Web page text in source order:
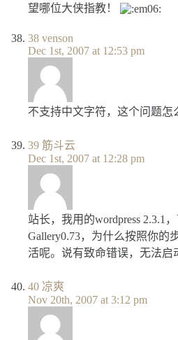
望哪位大侠指教！
38 venson
Dec 1st, 2007 at 12:53 pm
不支持中文字符，这个问题怎
39 筋斗云
Dec 1st, 2007 at 12:28 pm
站长，我用的wordpress 2.3.1
Gallery0.73，为什么按照你的
活呢。说有致命错误，无法启
40 凉爽
Nov 20th, 2007 at 3:12 pm